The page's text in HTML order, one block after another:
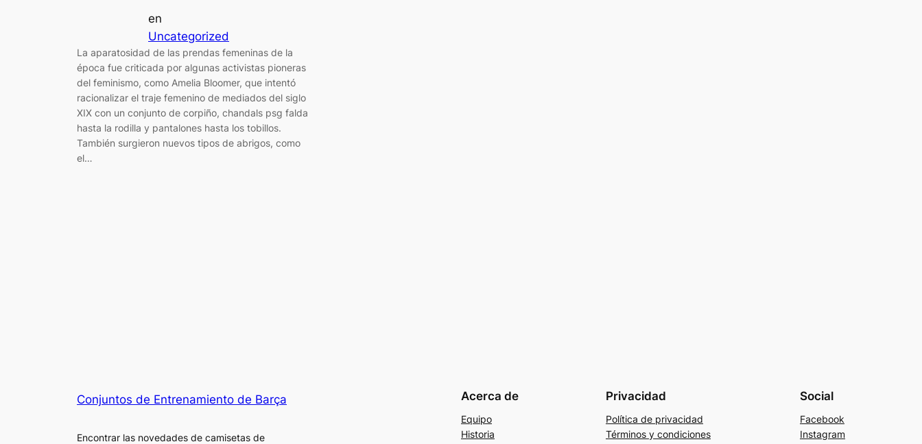
en
Uncategorized
La aparatosidad de las prendas femeninas de la
época fue criticada por algunas activistas pioneras
del feminismo, como Amelia Bloomer, que intentó
racionalizar el traje femenino de mediados del siglo
XIX con un conjunto de corpiño, chandals psg falda
hasta la rodilla y pantalones hasta los tobillos.
También surgieron nuevos tipos de abrigos, como
el…
Conjuntos de Entrenamiento de Barça
Encontrar las novedades de camisetas de
Acerca de
Equipo
Historia
Privacidad
Política de privacidad
Términos y condiciones
Social
Facebook
Instagram